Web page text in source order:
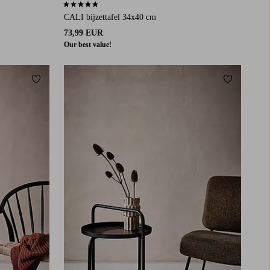
CALI bijzettafel 34x40 cm
73,99 EUR
Our best value!
4,8 op basis van 13 beoordelingen
Toevoegen aan favorieten Toevoegen